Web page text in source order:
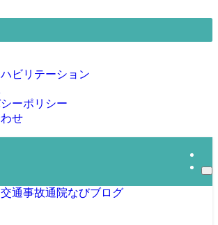
ビリテーション
ーポリシー
せ
交通事故通院なびブログ